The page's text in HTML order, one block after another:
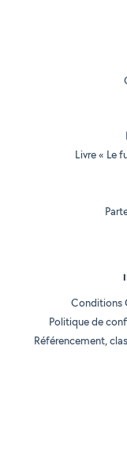
Livre « Le
Conditions
Politique de
Référencement,